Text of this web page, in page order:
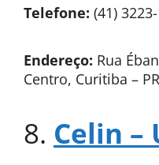
Telefone: (41)
Endereço: Rua
Centro, Curitiba – PR
8. Celin –